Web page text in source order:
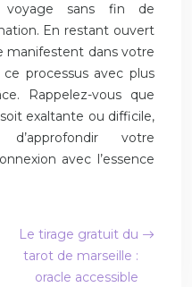
voyage sans fin de
En restant ouvert
manifestent dans votre
processus avec plus
Rappelez-vous que
exaltante ou difficile,
votre
avec l’essence
Le tirage gratuit du
tarot de marseille :
oracle accessible